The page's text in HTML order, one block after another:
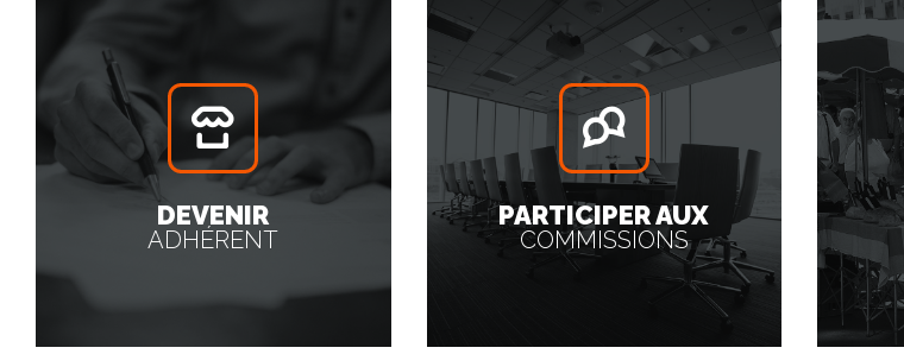
DEVENIR
ADHÉRENT
PARTICIPER AUX
COMMISSIONS